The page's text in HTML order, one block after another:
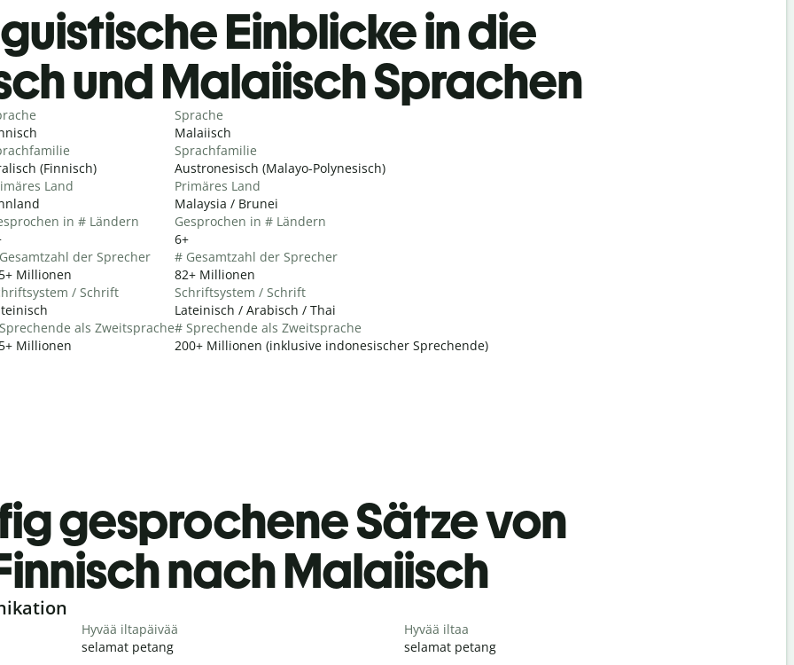
Einblicke in die
und Malaiisch Sprachen
(Finnisch)
Land
in # Ländern
der Sprecher
Millionen
/ Schrift
als Zweitsprache
Millionen
Sprache
Malaiisch
Sprachfamilie
Austronesisch (Malayo-Polynesisch)
Primäres Land
Malaysia / Brunei
Gesprochen in # Ländern
6+
# Gesamtzahl der Sprecher
82+ Millionen
Schriftsystem / Schrift
Lateinisch / Arabisch / Thai
# Sprechende als Zweitsprache
200+ Millionen (inklusive indonesischer Sprechende)
gesprochene Sätze von
nach Malaiisch
Hyvää iltapäivää
selamat petang
Hyvää iltaa
selamat petang